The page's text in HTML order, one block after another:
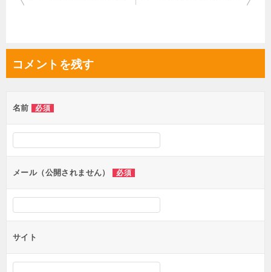
ビ
ゲ
シ
ン
コメントを残す
名前 必須
メール（公開されません） 必須
サイト